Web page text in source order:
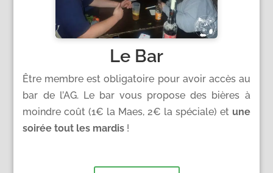
Le Bar
Être membre est obligatoire pour avoir accès au
bar de l’AG. Le bar vous propose des bières à
moindre coût (1€ la Maes, 2€ la spéciale) et une
soirée tout les mardis !